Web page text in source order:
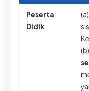
Peserta
Didik
(b)